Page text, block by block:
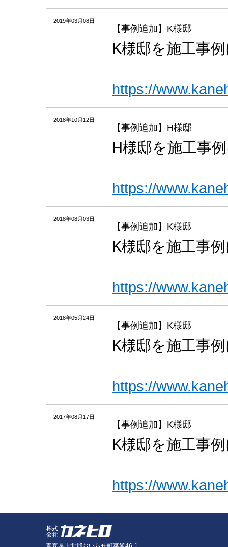
2019年03月08日
【事例追加】K様邸
K様邸を施工事
https://
2018年10月12日
【事例追加】H様邸
H様邸を施工事
https://
2018年08月03日
【事例追加】K様邸
K様邸を施工事
https://
2018年05月24日
【事例追加】K様邸
K様邸を施工事
https://
2017年08月17日
【事例追加】K様邸
K様邸を施工事
https://